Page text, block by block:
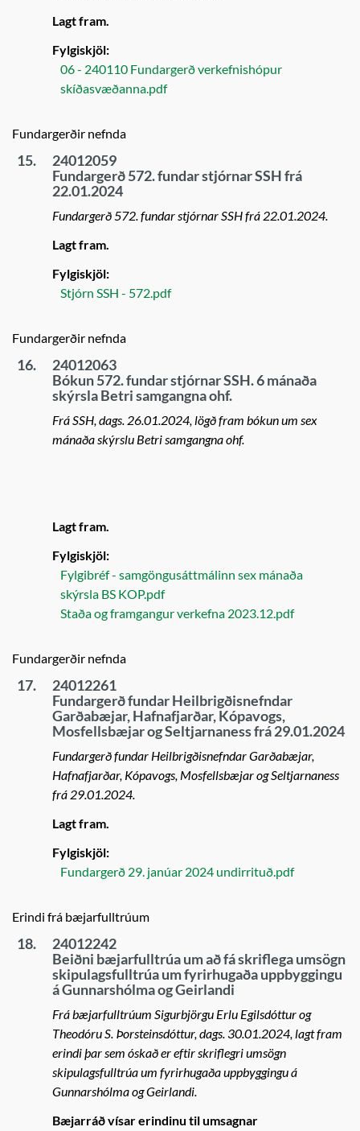
Lagt fram.
Fylgiskjöl:
06 - 240110 Fundargerð verkefnishópur
skíðasvæðanna.pdf
Fundargerðir nefnda
15.
24012059
Fundargerð 572. fundar stjórnar SSH frá
22.01.2024
Fundargerð 572. fundar stjórnar SSH frá 22.01.2024.
Lagt fram.
Fylgiskjöl:
Stjórn SSH - 572.pdf
Fundargerðir nefnda
16.
24012063
Bókun 572. fundar stjórnar SSH. 6 mánaða
skýrsla Betri samgangna ohf.
Frá SSH, dags. 26.01.2024, lögð fram bókun um sex
mánaða skýrslu Betri samgangna ohf.
Lagt fram.
Fylgiskjöl:
Fylgibréf - samgöngusáttmálinn sex mánaða
skýrsla BS KOP.pdf
Staða og framgangur verkefna 2023.12.pdf
Fundargerðir nefnda
17.
24012261
Fundargerð fundar Heilbrigðisnefndar
Garðabæjar, Hafnafjarðar, Kópavogs,
Mosfellsbæjar og Seltjarnaness frá 29.01.2024
Fundargerð fundar Heilbrigðisnefndar Garðabæjar,
Hafnafjarðar, Kópavogs, Mosfellsbæjar og Seltjarnaness
frá 29.01.2024.
Lagt fram.
Fylgiskjöl:
Fundargerð 29. janúar 2024 undirrituð.pdf
Erindi frá bæjarfulltrúum
18.
24012242
Beiðni bæjarfulltrúa um að fá skriflega umsögn
skipulagsfulltrúa um fyrirhugaða uppbyggingu
á Gunnarshólma og Geirlandi
Frá bæjarfulltrúum Sigurbjörgu Erlu Egilsdóttur og
Theodóru S. Þorsteinsdóttur, dags. 30.01.2024, lagt fram
erindi þar sem óskað er eftir skriflegri umsögn
skipulagsfulltrúa um fyrirhugaða uppbyggingu á
Gunnarshólma og Geirlandi.
Bæjarráð vísar erindinu til umsagnar